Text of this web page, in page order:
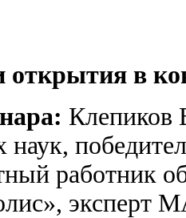
открытия в
Клепиков
наук,
работник
эксперт